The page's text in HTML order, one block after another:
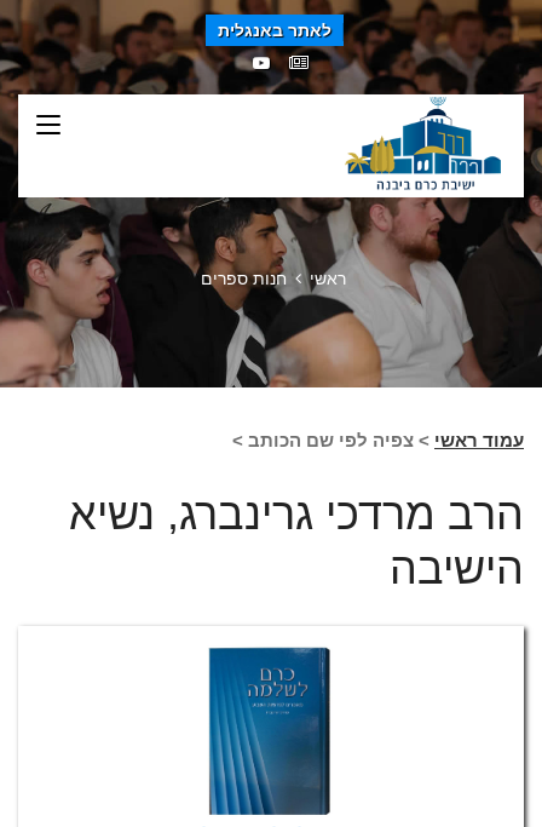
לאתר באנגלית
ראשי חנות ספרים
עמוד ראשי > צפיה לפי שם הכותב >
הרב מרדכי גרינברג, נשיא
הישיבה